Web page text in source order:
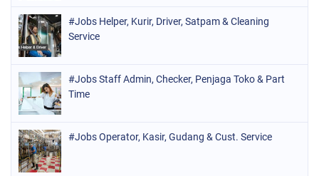
#Jobs Helper, Kurir, Driver, Satpam & Cleaning
Service
#Jobs Staff Admin, Checker, Penjaga Toko & Part
Time
#Jobs Operator, Kasir, Gudang & Cust. Service